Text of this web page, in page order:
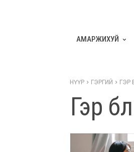
АМАРЖИХУЙ
НҮҮР ГЭРГИЙ ГЭР
Гэр